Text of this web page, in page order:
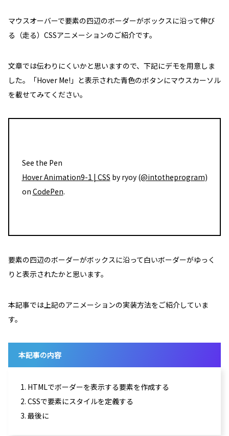
マウスオーバーで要素の四辺のボーダーがボックスに沿って伸び
る（走る）CSSアニメーションのご紹介です。
文章では伝わりにくいかと思いますので、下記にデモを用意しま
した。「Hover Me! 」と表示された青色のボタンにマウスカーソル
を載せてみてください。
See the Pen
Hover Animation9-1 | CSS by ryoy (@intotheprogram)
on CodePen.
要素の四辺のボーダーがボックスに沿って白いボーダーがゆっく
りと表示されたかと思います。
本記事では上記のアニメーションの実装方法をご紹介していま
す。
本記事の内容
1. HTMLでボーダーを表示する要素を作成する
2. CSSで要素にスタイルを定義する
3. 最後に